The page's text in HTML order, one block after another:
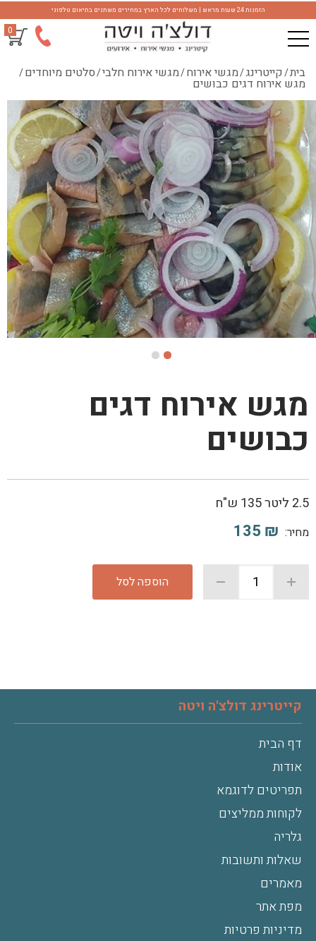
הזמנות 24 שעות מראש | משלוחים לכל הארץ במחירים משתנים בתיאום טלפוני
0
בית/קייטרינג/מגשי אירוח/מגשי אירוח חלבי/סלטים מיוחדים/
מגש אירוח דגים כבושים
מגש אירוח דגים
כבושים
2.5 ליטר 135 ש"ח
מחיר: ₪
135
הוספה לסל
קייטרינג דולצ'ה ויטה
דף הבית
אודות
תפריטים לדוגמא
לקוחות ממליצים
גלריה
שאלות ותשובות
מאמרים
מפת אתר
מדיניות פרטיות